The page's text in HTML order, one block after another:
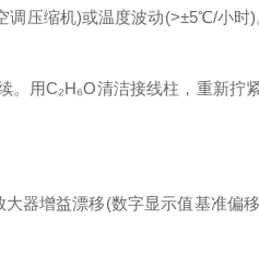
调压缩机)或温度波动(>±5℃/小
C₂H₆O清洁接线柱，重新拧
增益漂移(数字显示值基准偏